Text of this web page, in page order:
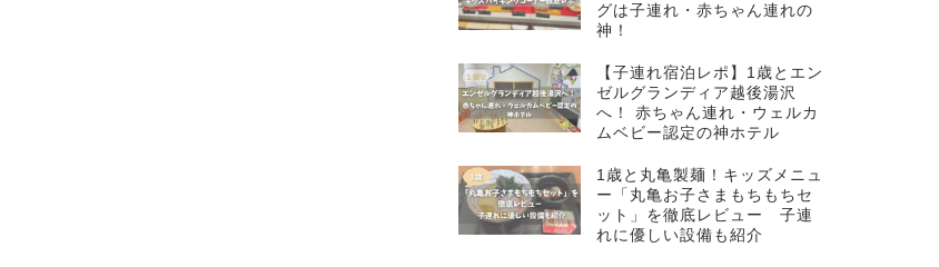
グは子連れ・赤ちゃん連れの
神！
【子連れ宿泊レポ】1歳とエン
ゼルグランディア越後湯沢
へ！ 赤ちゃん連れ・ウェルカ
ムベビー認定の神ホテル
1歳と丸亀製麺！キッズメニュ
ー「丸亀お子さまもちもちセ
ット」を徹底レビュー 子連
れに優しい設備も紹介